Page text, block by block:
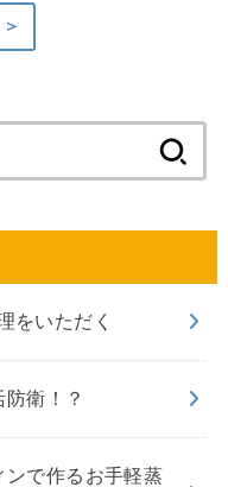
＞
をいただく
衛！？
ンで作るお手軽蒸